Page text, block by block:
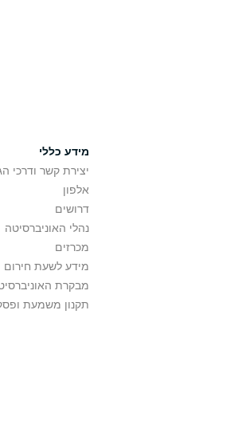
מידע כללי
יצירת קשר ודרכי
אלפון
דרושים
נהלי האוניברסיטה
מכרזים
מידע לשעת חירום
מבקרת
תקנון משמעת